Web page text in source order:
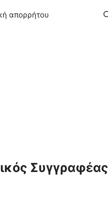
απορρήτου
Συγγραφέας